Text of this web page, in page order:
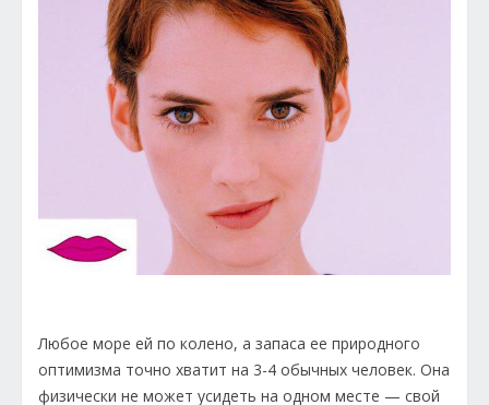
Любое море ей по колено, а запаса ее природного
оптимизма точно хватит на 3-4 обычных человек. Она
физически не может усидеть на одном месте — свой